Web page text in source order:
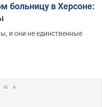
больницу в Херсоне:
и они не единственные